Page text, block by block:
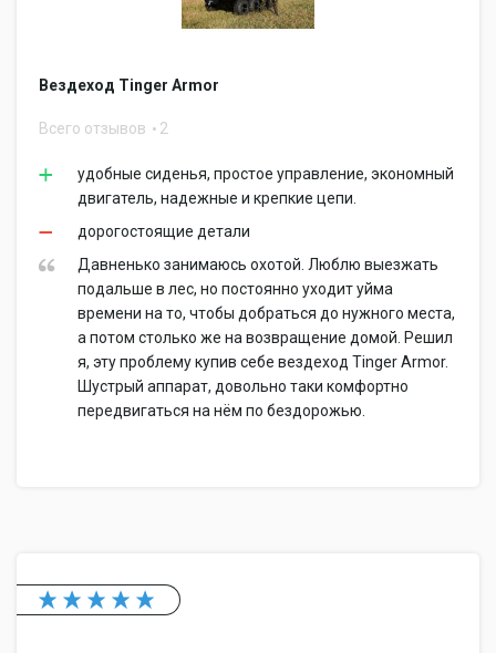
двухстороннее взаимодействие с клиентами.
важных аспектов нашей деятельности. Многие
производимой под брендом TINGER - это результат
клиентов. И результат впечатляющий, как
показывает практика, наша техника действительно
любителями экстремального и активного отдыха.
Компании TINGER присвоен международный
сертификат соответствия системы менеджмента
качества вездеходной техники. Соответствует
требованиям ГОСТ Р ИСО 9001-2015.
Вездеход Tinger Armor
Всего отзывов 2
удобные сиденья, простое управление, экономный
двигатель, надежные и крепкие цепи.
дорогостоящие детали
Давненько занимаюсь охотой. Люблю выезжать
подальше в лес, но постоянно уходит уйма
времени на то, чтобы добраться до нужного места,
а потом столько же на возвращение домой. Решил
я, эту проблему купив себе вездеход Tinger Armor.
Шустрый аппарат, довольно таки комфортно
передвигаться на нём по бездорожью.